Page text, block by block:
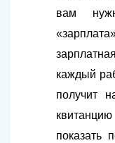
вам
каждый
получит
показать